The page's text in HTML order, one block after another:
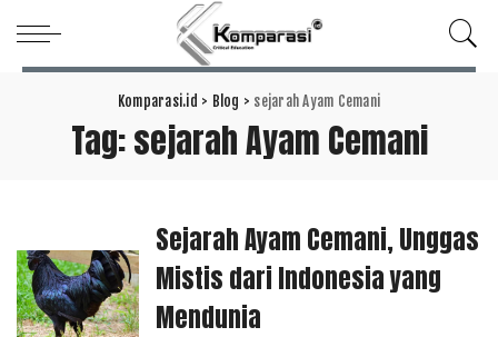
Komparasi.id > Blog > sejarah Ayam Cemani
Tag:sejarah Ayam Cemani
Sejarah Ayam Cemani, Unggas
Mistis dari Indonesia yang
Mendunia